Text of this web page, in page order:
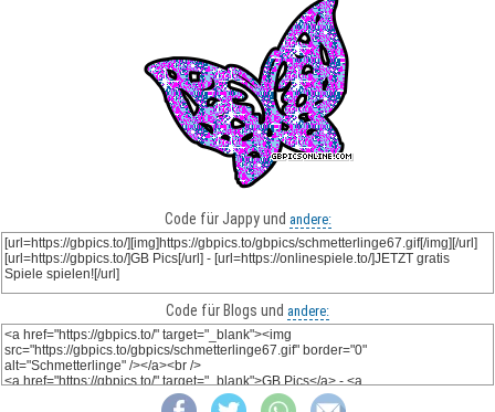
Code für Jappy und andere:
Code für Blogs und andere: